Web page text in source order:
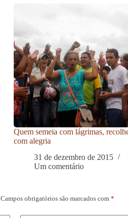
Quem semeia com lágrimas,
com alegria
31 de dezembro de 2015
Um comentário
Campos obrigatórios são marcados com *